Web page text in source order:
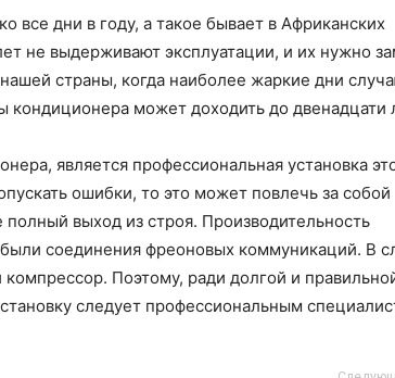
все дни в году, а такое бывает в Африканских
не выдерживают эксплуатации, и их нужно
страны, когда наиболее жаркие дни
может доходить до двенадцати
является профессиональная установка
ошибки, то это может повлечь за собой
выход из строя. Производительность
соединения фреоновых коммуникаций. В
компрессор. Поэтому, ради долгой и
следует профессиональным